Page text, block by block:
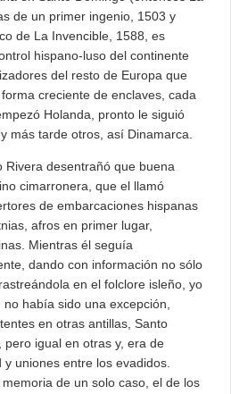
de un primer ingenio, 1503 y
de La Invencible, 1588, es
hispano-luso del continente
del resto de Europa que
creciente de enclaves, cada
Holanda, pronto le siguió
más tarde otros, así Dinamarca.
Rivera desentrañó que buena
cimarronera, que el llamó
de embarcaciones hispanas
afros en primer lugar,
Mientras él seguía
dando con información no sólo
en el folclore isleño, yo
había sido una excepción,
en otras antillas, Santo
pero igual en otras y, era de
uniones entre los evadidos.
de un solo caso, el de los